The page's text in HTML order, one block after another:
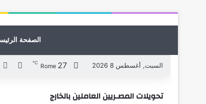
الصفحة
السبت, أغسطس 8 2026 Rome 27
℃
تحويلات المصـريين العاملين بالخارج